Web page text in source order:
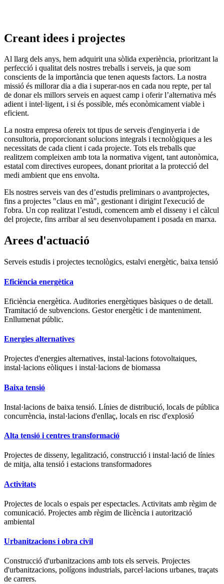
Creant idees i projectes
Al llarg dels anys, hem adquirit una sòlida experiència, prioritzant la
perfecció i qualitat dels nostres treballs i serveis, ja que som
conscients de la importància que tenen aquests factors. La nostra
missió és millorar dia a dia i superar-nos en cada nou repte, per tal
de donar els millors serveis en aquest camp i oferir l’alternativa més
adient i intel·ligent, i si és possible, més econòmicament viable i
eficient.
La nostra empresa ofereix tot tipus de serveis d'enginyeria i de
consultoria, proporcionant solucions integrals i tecnològiques a les
necessitats de cada client i cada projecte. Tots els treballs que
realitzem compleixen amb tota la normativa vigent, tant autonòmica,
estatal com directives europees, donant prioritat a la protecció del
medi ambient que ens envolta.
Els nostres serveis van des d’estudis preliminars o avantprojectes,
fins a projectes "claus en mà", gestionant i dirigint l'execució de
l'obra. Un cop realitzat l’estudi, comencem amb el disseny i el càlcul
del projecte, fins arribar al seu desenvolupament i posada en marxa.
Arees d'actuació
Serveis estudis i projectes tecnològics, estalvi energètic, baixa tensió
Eficiència energètica
Eficiència energètica. Auditories energètiques bàsiques o de detall.
Tramitació de subvencions. Gestor energètic i de manteniment.
Enllumenat públic.
Energies alternatives
Projectes d'energies alternatives, instal·lacions fotovoltaiques,
instal·lacions eòliques i instal·lacions de biomassa
Baixa tensió
Instal·lacions de baixa tensió. Línies de distribució, locals de pública
concurrència, instal·lacions d'enllaç, locals en risc d'explosió
Alta tensió i centres transformació
Projectes de disseny, legalització, construcció i instal·lació de línies
de mitja, alta tensió i estacions transformadores
Activitats
Projectes de locals o espais per espectacles. Activitats amb règim de
comunicació. Projectes amb règim de llicència i autorització
ambiental
Urbanitzacions i obra civil
Construcció d'urbanitzacions amb tots els serveis. Projectes
d'urbanitzacions, polígons industrials, parcel·lacions urbanes, traçats
de carrers.